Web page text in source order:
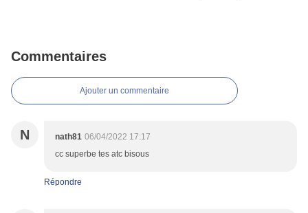
Commentaires
Ajouter un commentaire
N nath81 06/04/2022 17:17
cc superbe tes atc bisous
Répondre